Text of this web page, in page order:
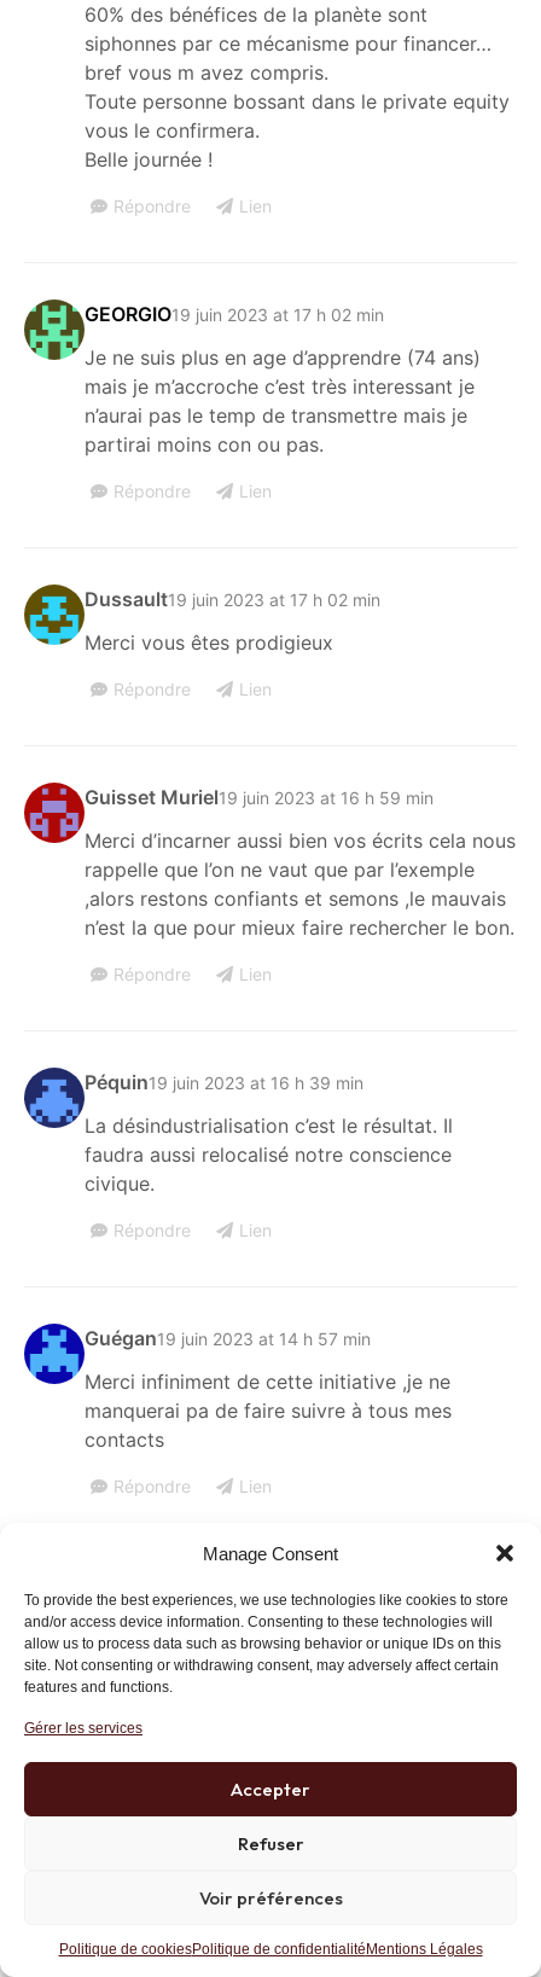
Manage Consent
To provide the best experiences, we use technologies like cookies to store
and/or access device information. Consenting to these technologies will
allow us to process data such as browsing behavior or unique IDs on this
site. Not consenting or withdrawing consent, may adversely affect certain
features and functions.
Gérer les services
Accepter
Refuser
Voir préférences
Politique de cookiesPolitique de confidentialité Mentions Légales
60% des bénéfices de la planète sont
siphonnes par ce mécanisme pour financer…
bref vous m avez compris.
Toute personne bossant dans le private equity
vous le confirmera.
Belle journée !
Répondre Lien
GEORGIO19 juin 2023 at 17 h 02 min
Je ne suis plus en age d’apprendre (74 ans)
mais je m’accroche c’est très interessant je
n’aurai pas le temp de transmettre mais je
partirai moins con ou pas.
Répondre Lien
Dussault19 juin 2023 at 17 h 02 min
Merci vous êtes prodigieux
Répondre Lien
Guisset Muriel19 juin 2023 at 16 h 59 min
Merci d’incarner aussi bien vos écrits cela nous
rappelle que l’on ne vaut que par l’exemple
,alors restons confiants et semons ,le mauvais
n’est la que pour mieux faire rechercher le bon.
Répondre Lien
Péquin19 juin 2023 at 16 h 39 min
La désindustrialisation c’est le résultat. Il
faudra aussi relocalisé notre conscience
civique.
Répondre Lien
Guégan19 juin 2023 at 14 h 57 min
Merci infiniment de cette initiative ,je ne
manquerai pa de faire suivre à tous mes
contacts
Répondre Lien
Philippe19 juin 2023 at 14 h 32 min
Question technique: dans le PIB on range aussi
l’emprunt ( endettement ) ? Donc le PIB
augmente alors que la production baisse : Ce
PIB est donc une tromperie .
désastres ; Giscard et son emprunt indéxé sur